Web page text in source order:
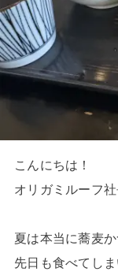
こんにちは！
オリガミルーフ社
夏は本当に蕎麦
先日も食べてし